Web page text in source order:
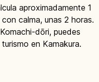
aproximadamente 1
calma, unas 2 horas.
dōri, puedes
en Kamakura.